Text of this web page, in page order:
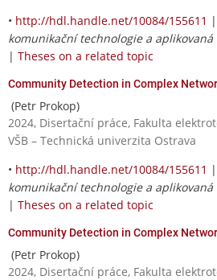
• http://hdl.handle.net/10084/155611 |
komunikační technologie a
| Theses on a related topic
Community Detection in Complex
(Petr Prokop)
2024, Disertační práce, Fakulta
VŠB – Technická univerzita Ostrava
• http://hdl.handle.net/10084/155611 |
komunikační technologie a
| Theses on a related topic
Community Detection in Complex
(Petr Prokop)
2024, Disertační práce, Fakulta